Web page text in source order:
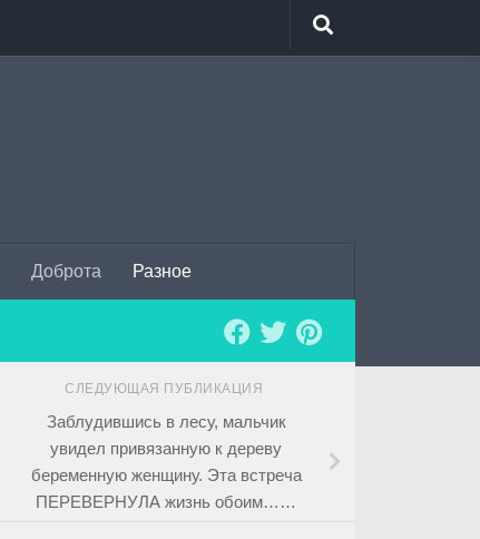
Доброта Разное
СЛЕДУЮЩАЯ ПУБЛИКАЦИЯ
Заблудившись в лесу, мальчик
увидел привязанную к дереву
беременную женщину. Эта встреча
ПЕРЕВЕРНУЛА жизнь обоим……